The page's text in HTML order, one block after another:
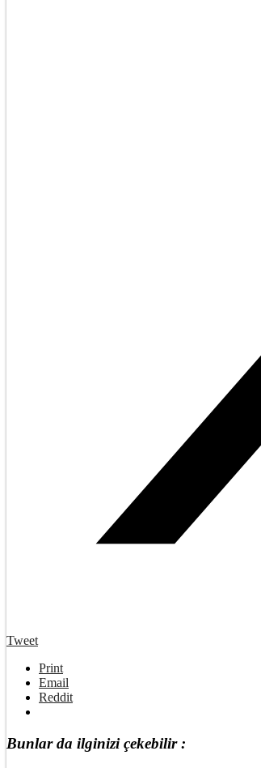
Tweet
Print
Email
Reddit
Bunlar da ilginizi çekebilir :